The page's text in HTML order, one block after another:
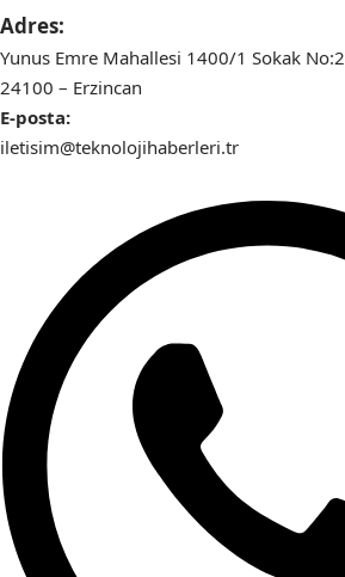
Adres:
Yunus Emre Mahallesi 1400/1 Sokak No:2
24100 – Erzincan
E-posta:
iletisim@teknolojihaberleri.tr